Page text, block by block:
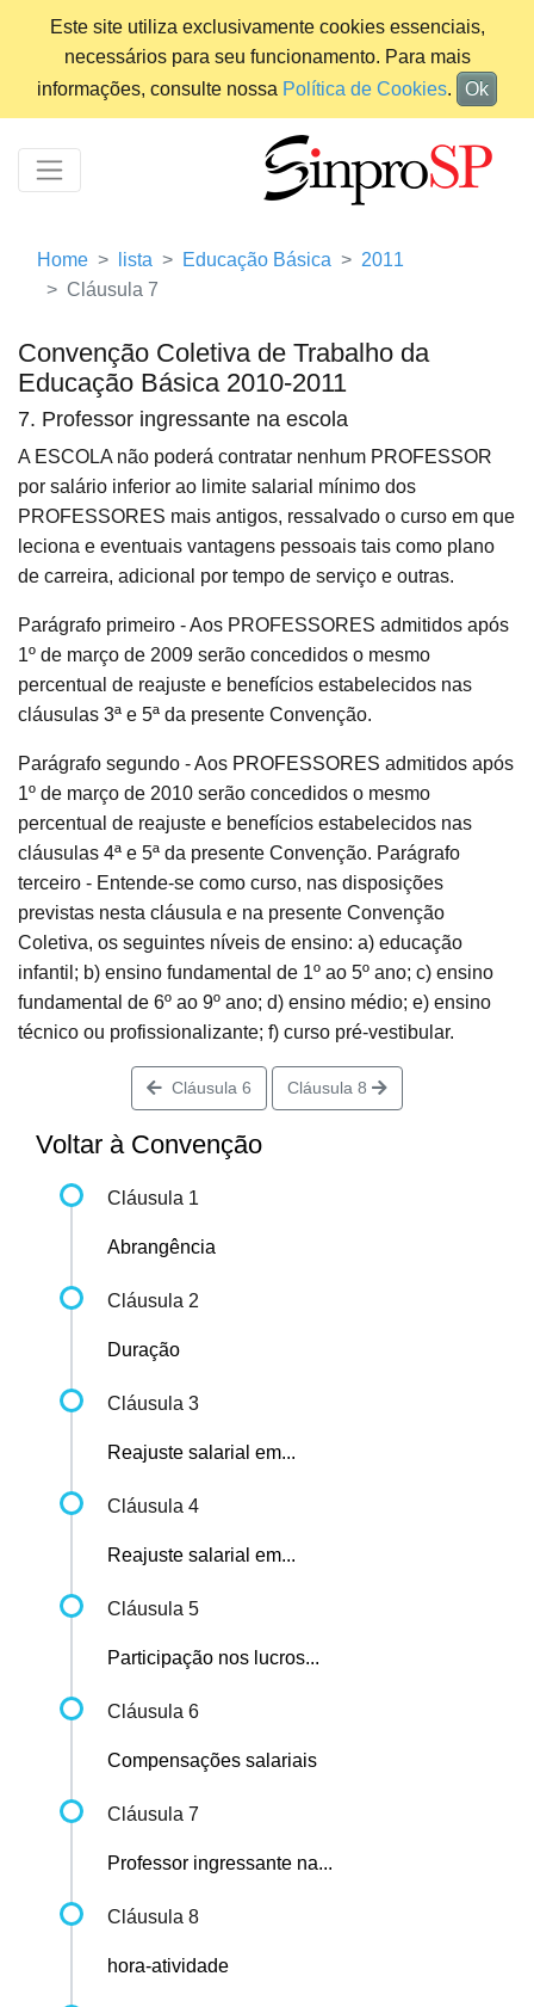
Este site utiliza exclusivamente cookies essenciais,
necessários para seu funcionamento. Para mais
informações, consulte nossa Política de Cookies. Ok
Home lista Educação Básica
2011
Cláusula 7
Convenção Coletiva de Trabalho da
Educação Básica 2010-2011
7. Professor ingressante na escola
A ESCOLA não poderá contratar nenhum PROFESSOR
por salário inferior ao limite salarial mínimo dos
PROFESSORES mais antigos, ressalvado o curso em que
leciona e eventuais vantagens pessoais tais como plano
de carreira, adicional por tempo de serviço e outras.
Parágrafo primeiro - Aos PROFESSORES admitidos após
1º de março de 2009 serão concedidos o mesmo
percentual de reajuste e benefícios estabelecidos nas
cláusulas 3ª e 5ª da presente Convenção.
Parágrafo segundo - Aos PROFESSORES admitidos após
1º de março de 2010 serão concedidos o mesmo
percentual de reajuste e benefícios estabelecidos nas
cláusulas 4ª e 5ª da presente Convenção. Parágrafo
terceiro - Entende-se como curso, nas disposições
previstas nesta cláusula e na presente Convenção
Coletiva, os seguintes níveis de ensino: a) educação
infantil; b) ensino fundamental de 1º ao 5º ano; c) ensino
fundamental de 6º ao 9º ano; d) ensino médio; e) ensino
técnico ou profissionalizante; f) curso pré-vestibular.
Cláusula 6 Cláusula 8
Voltar à Convenção
Cláusula 1
Abrangência
Cláusula 2
Duração
Cláusula 3
Reajuste salarial em...
Cláusula 4
Reajuste salarial em...
Cláusula 5
Participação nos lucros...
Cláusula 6
Compensações salariais
Cláusula 7
Professor ingressante na...
Cláusula 8
hora-atividade